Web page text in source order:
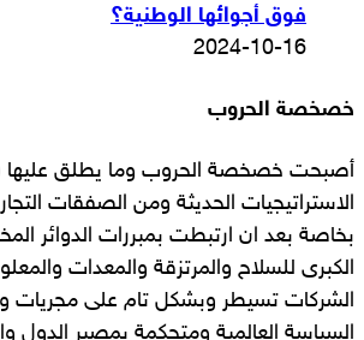
فوق أجوائها الوطنية؟
2024-10-16
خصخصة الحروب
أصبحت خصخصة الحروب وما يطلق عليها
الاستراتيجيات الحديثة ومن الصفقات
بخاصة بعد ان ارتبطت بمبررات الدوائر
الكبرى للسلاح والمرتزقة والمعدات
الشركات تسيطر وبشكل تام على مجريات
السياسة العالمية ومتحكمة بمصير الدول